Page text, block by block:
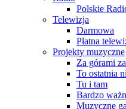
Polskie
Telewizja
Darmowa
Płatna
Projekty muzyczne
Za górami
To ostatnia
Tu i tam
Bardzo
Muzyczne